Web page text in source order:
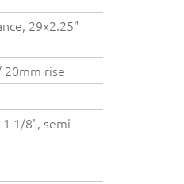
29x2.25"
20mm rise
1 1/8", semi